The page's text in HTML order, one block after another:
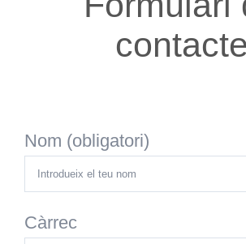
contacte
Nom (obligatori)
Càrrec